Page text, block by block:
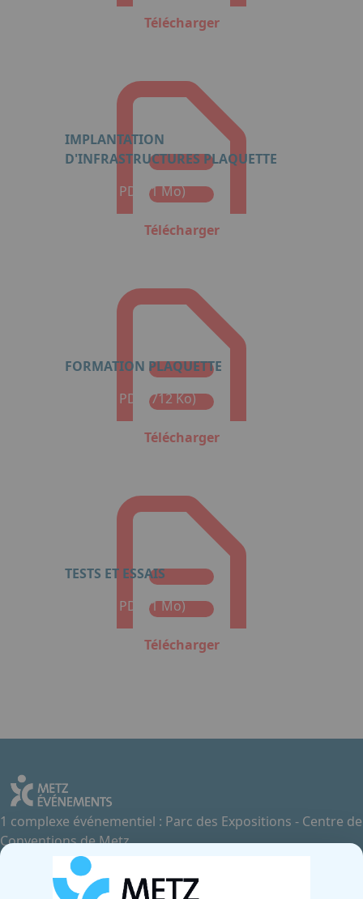
Télécharger
IMPLANTATION
D'INFRASTRUCTURES PLAQUETTE
Format : PDF (1 Mo)
Télécharger
FORMATION PLAQUETTE
Format : PDF (712 Ko)
Télécharger
TESTS ET ESSAIS
Format : PDF (1 Mo)
Télécharger
1 complexe événementiel : Parc des Expositions - Centre de
Conventions de Metz
Contactez-nous
+33 3 87 55 66 00